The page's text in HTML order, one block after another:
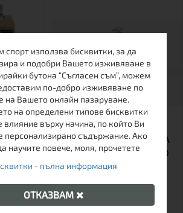
И
ПОЧИСТВАЩ СПРЕЙ ЗА
ПАЛАТКИ И ТЕНТИ 300
ML
спорт използва бисквитки, за да
и подобри Вашето изживяване в
бутона “Съгласен съм”, можем
по-добро изживяване по
на Вашето онлайн пазаруване.
на определени типове бисквитки
върху начина, по който Ви
персонализирано съдържание. Ако
научите повече, моля, прочетете
- пълна информация
ОТКАЗВАМ